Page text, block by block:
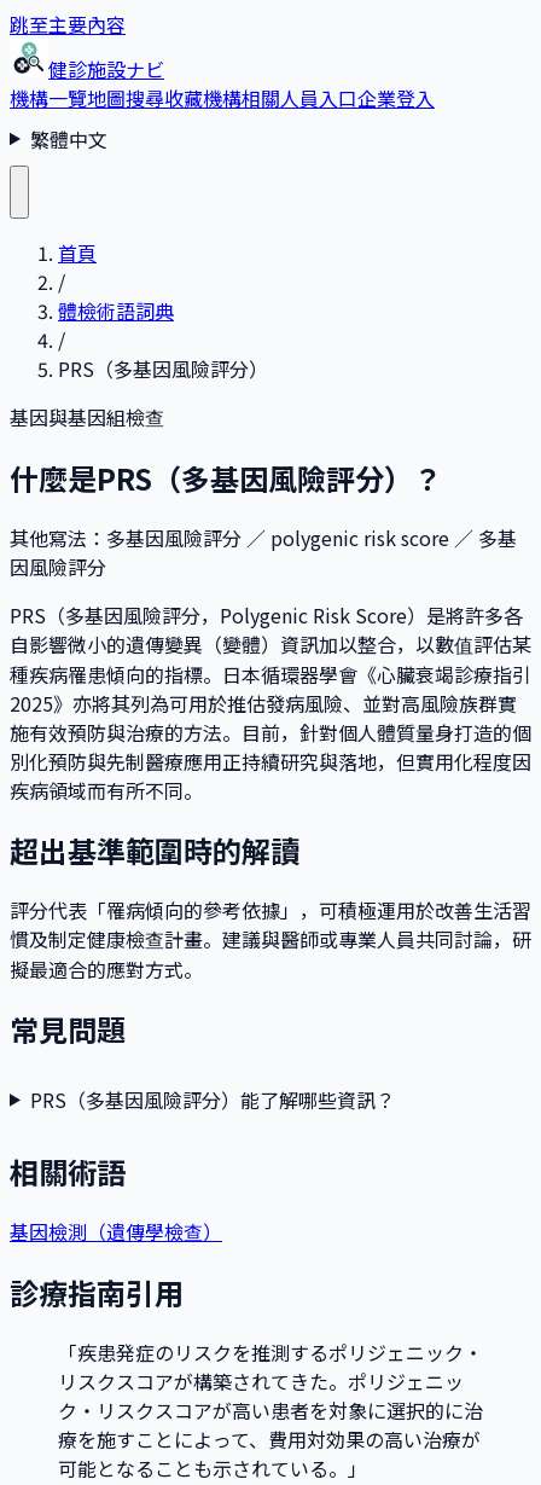
跳至主要內容
健診施設ナビ
機構一覽地圖搜尋收藏機構相關人員入口企業登入
繁體中文
首頁
/
體檢術語詞典
/
PRS（多基因風險評分）
基因與基因組檢查
什麼是PRS（多基因風險評分）？
其他寫法 ： 多基因風險評分 ／ polygenic risk score ／ 多基
因風險評分
PRS（多基因風險評分，Polygenic Risk Score）是將許多各
自影響微小的遺傳變異（變體）資訊加以整合，以數值評估某
種疾病罹患傾向的指標。日本循環器學會《心臟衰竭診療指引
2025》亦將其列為可用於推估發病風險、並對高風險族群實
施有效預防與治療的方法。目前，針對個人體質量身打造的個
別化預防與先制醫療應用正持續研究與落地，但實用化程度因
疾病領域而有所不同。
超出基準範圍時的解讀
評分代表「罹病傾向的參考依據」，可積極運用於改善生活習
慣及制定健康檢查計畫。建議與醫師或專業人員共同討論，研
擬最適合的應對方式。
常見問題
PRS（多基因風險評分）能了解哪些資訊？
相關術語
基因檢測（遺傳學檢查）
診療指南引用
「疾患発症のリスクを推測するポリジェニック・
リスクスコアが構築されてきた。ポリジェニッ
ク・リスクスコアが高い患者を対象に選択的に治
療を施すことによって、費用対効果の高い治療が
可能となることも示されている。 」